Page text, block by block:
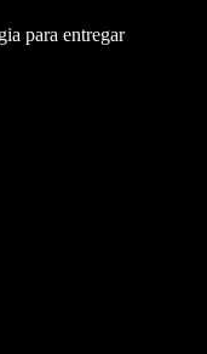
para entregar